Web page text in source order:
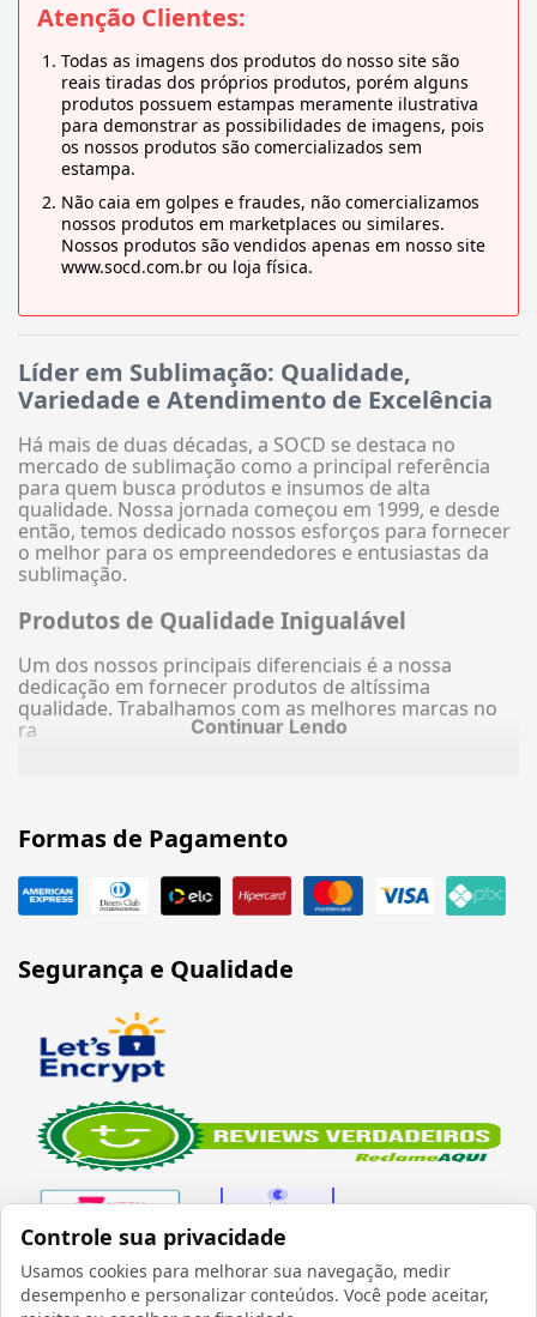
Controle sua privacidade
Usamos cookies para melhorar sua navegação, medir
desempenho e personalizar conteúdos. Você pode aceitar,
Atenção Clientes:
Todas as imagens dos produtos do nosso site são
reais tiradas dos próprios produtos, porém alguns
produtos possuem estampas meramente ilustrativa
para demonstrar as possibilidades de imagens, pois
os nossos produtos são comercializados sem
estampa.
Não caia em golpes e fraudes, não comercializamos
nossos produtos em marketplaces ou similares.
Nossos produtos são vendidos apenas em nosso site
www.socd.com.br ou loja física.
Líder em Sublimação: Qualidade,
Variedade e Atendimento de Excelência
Há mais de duas décadas, a SOCD se destaca no
mercado de sublimação como a principal referência
para quem busca produtos e insumos de alta
qualidade. Nossa jornada começou em 1999, e desde
então, temos dedicado nossos esforços para fornecer
o melhor para os empreendedores e entusiastas da
sublimação.
Produtos de Qualidade Inigualável
Um dos nossos principais diferenciais é a nossa
dedicação em fornecer produtos de altíssima
qualidade. Trabalhamos com as melhores marcas no
ra
Continuar Lendo
Formas de Pagamento
Segurança e Qualidade
Verificada por